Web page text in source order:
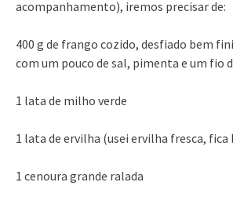
acompanhamento), iremos precisar de:
400 g de frango cozido, desfiado bem
com um pouco de sal, pimenta e um fio
1 lata de milho verde
1 lata de ervilha (usei ervilha fresca,
1 cenoura grande ralada